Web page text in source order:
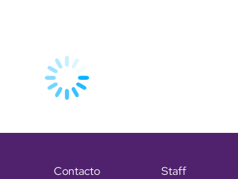
Contacto Staff